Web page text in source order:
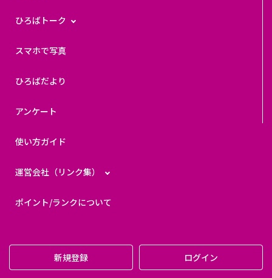
ひろばトーク
スマホで写真
ひろばだより
アンケート
使い方ガイド
運営会社（リンク集）
ポイント/ランクについて
新規登録 ログイン